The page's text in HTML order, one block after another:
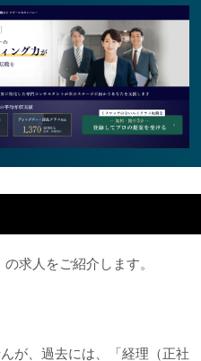
求人をご紹介します。
が、過去には、「経理（正社